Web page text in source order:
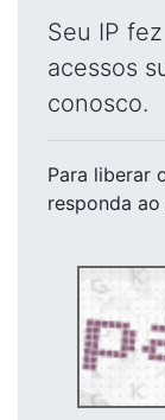
Seu IP
acessos
conosco.
Para liberar
responda